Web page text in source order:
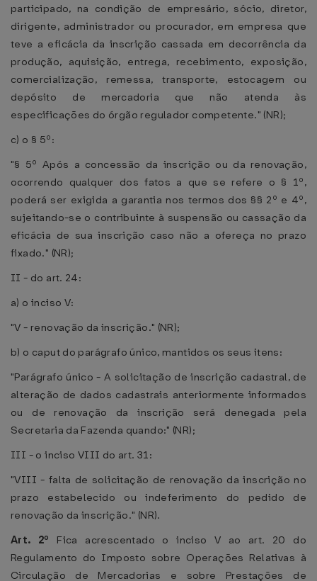
participado, na condição de empresário, sócio, diretor,
dirigente, administrador ou procurador, em empresa que
teve a eficácia da inscrição cassada em decorrência da
produção, aquisição, entrega, recebimento, exposição,
comercialização, remessa, transporte, estocagem ou
depósito de mercadoria que não atenda às
especificações do órgão regulador competente." (NR);
c) o § 5º:
"§ 5º Após a concessão da inscrição ou da renovação,
ocorrendo qualquer dos fatos a que se refere o § 1º,
poderá ser exigida a garantia nos termos dos §§ 2º e 4º,
sujeitando-se o contribuinte à suspensão ou cassação da
eficácia de sua inscrição caso não a ofereça no prazo
fixado." (NR);
II - do art. 24:
a) o inciso V:
"V - renovação da inscrição." (NR);
b) o caput do parágrafo único, mantidos os seus itens:
"Parágrafo único - A solicitação de inscrição cadastral, de
alteração de dados cadastrais anteriormente informados
ou de renovação da inscrição será denegada pela
Secretaria da Fazenda quando:" (NR);
III - o inciso VIII do art. 31:
"VIII - falta de solicitação de renovação da inscrição no
prazo estabelecido ou indeferimento do pedido de
renovação da inscrição." (NR).
Art. 2º Fica acrescentado o inciso V ao art. 20 do
Regulamento do Imposto sobre Operações Relativas à
Circulação de Mercadorias e sobre Prestações de